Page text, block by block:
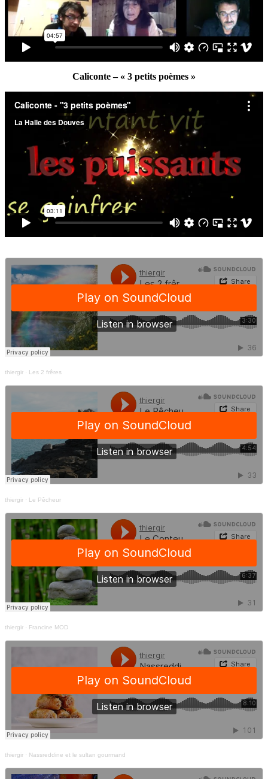
Caliconte – « 3 petits poèmes »
thiergir · Les 2 frêres
thiergir · Le Pêcheur
thiergir · Francine MOD
thiergir · Nassreddine et le sultan gourmand